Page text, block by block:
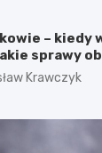
– kiedy
sprawy
Krawczyk